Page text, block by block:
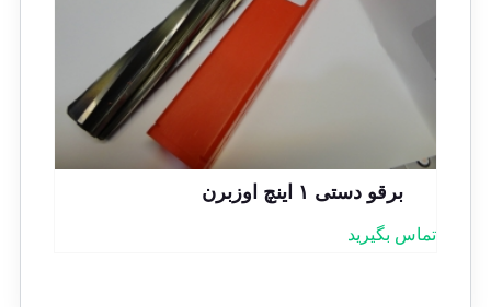
برقو دستی ۱ اینچ اوزبرن
تماس بگیرید